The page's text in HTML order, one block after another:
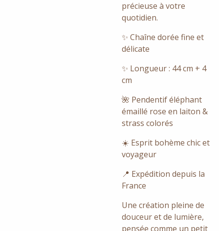
précieuse à votre
quotidien.
✨ Chaîne dorée fine et
délicate
✨ Longueur : 44 cm + 4
cm
🌺 Pendentif éléphant
émaillé rose en laiton &
strass colorés
☀️ Esprit bohème chic et
voyageur
📍 Expédition depuis la
France
Une création pleine de
douceur et de lumière,
pensée comme un petit